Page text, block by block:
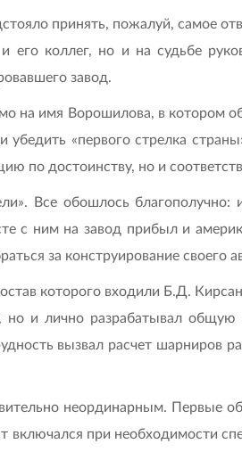
принять, пожалуй, самое
его коллег, но и на судьбе
завод.
на имя Ворошилова, в котором
убедить «первого стрелка
по достоинству, но и
Все обошлось
с ним на завод прибыл и
за конструирование своего
которого входили Б.Д.
но и лично разрабатывал
вызвал расчет шарниров
неординарным. Первые
включался при необходимости